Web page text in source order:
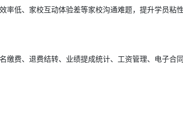
低、家校互动体验差等家校沟通难题，提升学员粘性
缴费、退费结转、业绩提成统计、工资管理、电子合